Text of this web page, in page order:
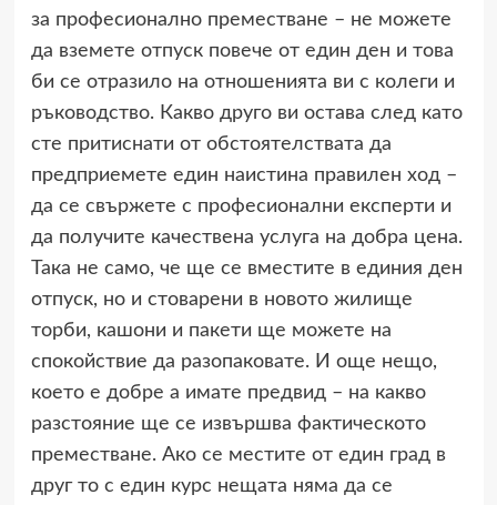
за професионално преместване – не можете
да вземете отпуск повече от един ден и това
би се отразило на отношенията ви с колеги и
ръководство. Какво друго ви остава след като
сте притиснати от обстоятелствата да
предприемете един наистина правилен ход –
да се свържете с професионални експерти и
да получите качествена услуга на добра цена.
Така не само, че ще се вместите в единия ден
отпуск, но и стоварени в новото жилище
торби, кашони и пакети ще можете на
спокойствие да разопаковате. И още нещо,
което е добре а имате предвид – на какво
разстояние ще се извършва фактическото
преместване. Ако се местите от един град в
друг то с един курс нещата няма да се